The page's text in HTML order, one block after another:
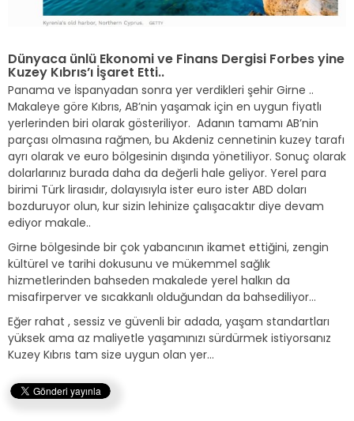
Dünyaca ünlü Ekonomi ve Finans Dergisi Forbes yine
Kuzey Kıbrıs’ı İşaret Etti..
Panama ve İspanyadan sonra yer verdikleri şehir Girne ..
Makaleye göre Kıbrıs, AB’nin yaşamak için en uygun fiyatlı
yerlerinden biri olarak gösteriliyor. Adanın tamamı AB’nin
parçası olmasına rağmen, bu Akdeniz cennetinin kuzey tarafı
ayrı olarak ve euro bölgesinin dışında yönetiliyor. Sonuç olarak
dolarlarınız burada daha da değerli hale geliyor. Yerel para
birimi Türk lirasıdır, dolayısıyla ister euro ister ABD doları
bozduruyor olun, kur sizin lehinize çalışacaktır diye devam
ediyor makale..
Girne bölgesinde bir çok yabancının ikamet ettiğini, zengin
kültürel ve tarihi dokusunu ve mükemmel sağlık
hizmetlerinden bahseden makalede yerel halkın da
misafirperver ve sıcakkanlı olduğundan da bahsediliyor…
Eğer rahat , sessiz ve güvenli bir adada, yaşam standartları
yüksek ama az maliyetle yaşamınızı sürdürmek istiyorsanız
Kuzey Kıbrıs tam size uygun olan yer…